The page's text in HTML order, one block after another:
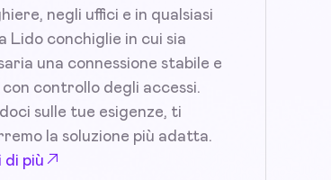
negli uffici e in qualsiasi
Lido conchiglie in cui sia
una connessione stabile e
controllo degli accessi.
sulle tue esigenze, ti
la soluzione più adatta.
di più